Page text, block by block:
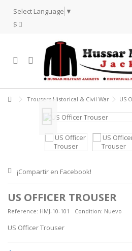
Select Language ▼
$
Trousers Historical & Civil War US
¡Compartir en Facebook!
US OFFICER TROUSER
Reference: HMJ-10-101 Condition: Nuevo
US Officer Trouser